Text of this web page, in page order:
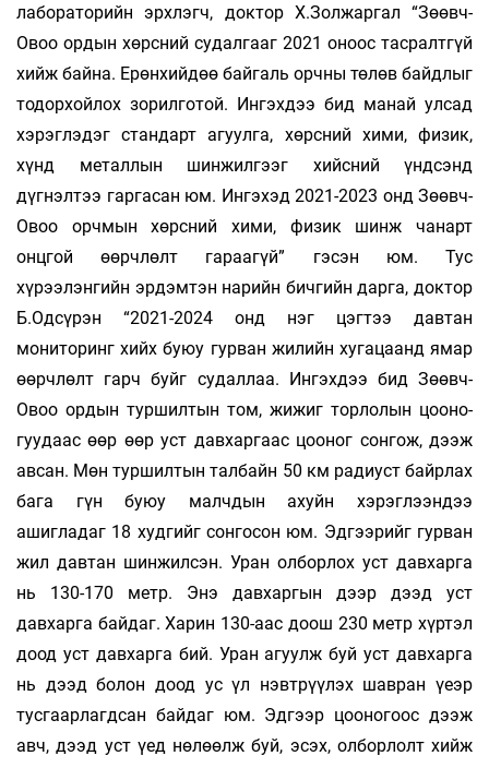
лабораторийн эрхлэгч, доктор Х.Зол­жаргал “Зөөвч-
Овоо ордын хөрсний судал­гааг 2021 оноос тасралтгүй
хийж байна. Ерөнхийдөө байгаль орчны төлөв байдлыг
тодорхойлох зорилготой. Ингэхдээ бид манай улсад
хэрэглэдэг стандарт агуулга, хөрсний хими, физик,
хүнд металлын шинжилгээг хийсний үндсэнд
дүгнэлтээ гаргасан юм. Ингэхэд 2021-2023 онд Зөөвч-
Овоо орчмын хөрсний хими, физик шинж чанарт
онцгой өөрчлөлт гараагүй” гэсэн юм. Тус
хүрээлэнгийн эрдэмтэн нарийн бичгийн дарга, доктор
Б.Одсүрэн “2021-2024 онд нэг цэгтээ давтан
мониторинг хийх буюу гурван жилийн хугацаанд ямар
өөрчлөлт гарч буйг судаллаа. Ингэхдээ бид Зөөвч-
Овоо ор­дын туршилтын том, жижиг торлолын цоо­но­
гуудаас өөр өөр уст давхаргаас цооног сонгож, дээж
авсан. Мөн туршилтын талбайн 50 км ра­диуст байрлах
бага гүн буюу малчдын ахуйн хэрэглээндээ
ашигладаг 18 худгийг сонгосон юм. Эдгээрийг гурван
жил давтан шинжилсэн. Уран олборлох уст давхарга
нь 130-170 метр. Энэ давхаргын дээр дээд уст
давхарга байдаг. Харин 130-аас доош 230 метр хүртэл
доод уст давхарга бий. Уран агуулж буй уст давхарга
нь дээд болон доод ус үл нэвтрүүлэх шавран үеэр
тусгаарлагдсан байдаг юм. Эдгээр цооногоос дээж
авч, дээд уст үед нөлөөлж буй, эсэх, олборлолт хийж